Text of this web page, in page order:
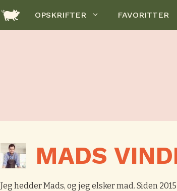
OPSKRIFTER FAVORITTER
MADS
Jeg hedder Mads, og jeg elsker mad. Siden